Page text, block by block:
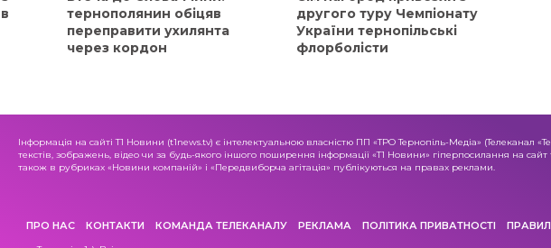
тернополянин обіцяв
переправити ухилянта
через кордон
другого туру Чемпіонату
України тернопільські
флорболісти
Інформація на сайті Т1 Новини (t1news.tv) є інтелектуальною власністю ПП «ТРО Тернопіль-Медіа» (Телеканал
текстів, зображень, відео чи за будь-якого іншого поширення інформації «Т1 Новини» гіперпосилання на
також в рубриках «Новини компаній» і «Передвиборча агітація» публікуються на правах реклами.
ПРО НАС КОНТАКТИ КОМАНДА ТЕЛЕКАНАЛУ РЕКЛАМА ПОЛІТИКА ПРИВАТНОСТІ